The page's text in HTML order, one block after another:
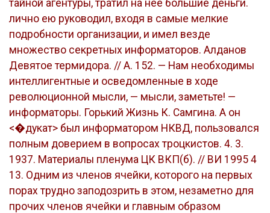
тайной агентуры, тратил на нее большие деньги.
лично ею руководил, входя в самые мелкие
подробности организации, и имел везде
множество секретных информаторов. Алданов
Девятое термидора. // А. 152. — Нам необходимы
интеллигентные и осведомленные в ходе
революционной мысли, — мысли, заметьте! —
информаторы. Горький Жизнь К. Самгина. А он
<�дукат> был информатором НКВД, пользовался
полным доверием в вопросах троцкистов. 4. 3.
1937. Материалы пленума ЦК ВКП(б). // ВИ 1995 4
13. Одним из членов ячейки, которого на первых
порах трудно заподозрить в этом, незаметно для
прочих членов ячейки и главным образом